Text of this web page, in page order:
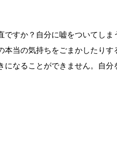
ですか？自分に嘘をついてし
本当の気持ちをごまかしたり
になることができません。自